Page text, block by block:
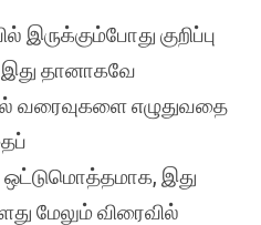
இருக்கும்போது குறிப்பு
தானாகவே
வரைவுகளை எழுதுவதை
இது
மேலும் விரைவில்